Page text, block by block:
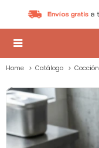

Home Catálogo Cocción